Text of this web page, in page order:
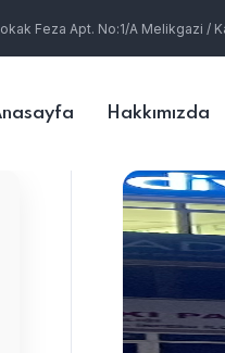
Feza Apt. No:1/A Melikgazi /
Hakkımızda